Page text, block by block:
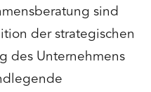
sind
der strategischen
des Unternehmens